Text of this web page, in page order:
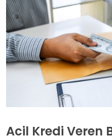
Acil Kredi Veren